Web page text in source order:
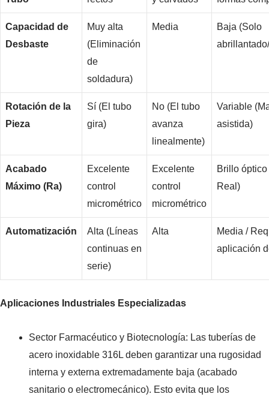
Capacidad de
Desbaste
Muy alta
(Eliminación
de
soldadura)
Media
Baja (Solo
Rotación de la
Pieza
Sí (El tubo
gira)
No (El tubo
avanza
linealmente)
Variable
asistida)
Acabado
Máximo (Ra)
Excelente
control
micrométrico
Excelente
control
micrométrico
Brillo
Real)
Automatización
Alta (Líneas
continuas en
serie)
Alta
Media /
aplicación
Aplicaciones Industriales Especializadas
Sector Farmacéutico y Biotecnología: Las tuberías de
acero inoxidable 316L deben garantizar una rugosidad
interna y externa extremadamente baja (acabado
sanitario o electromecánico). Esto evita que los